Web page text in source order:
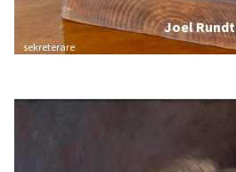
Joel Rundt
sekreterare